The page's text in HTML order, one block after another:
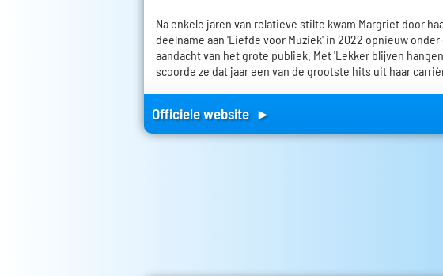
Na enkele jaren van relatieve stilte kwam Margriet door
deelname aan 'Liefde voor Muziek' in 2022 opnieuw onder
aandacht van het grote publiek. Met 'Lekker blijven
scoorde ze dat jaar een van de grootste hits uit haar
Officiele website ►